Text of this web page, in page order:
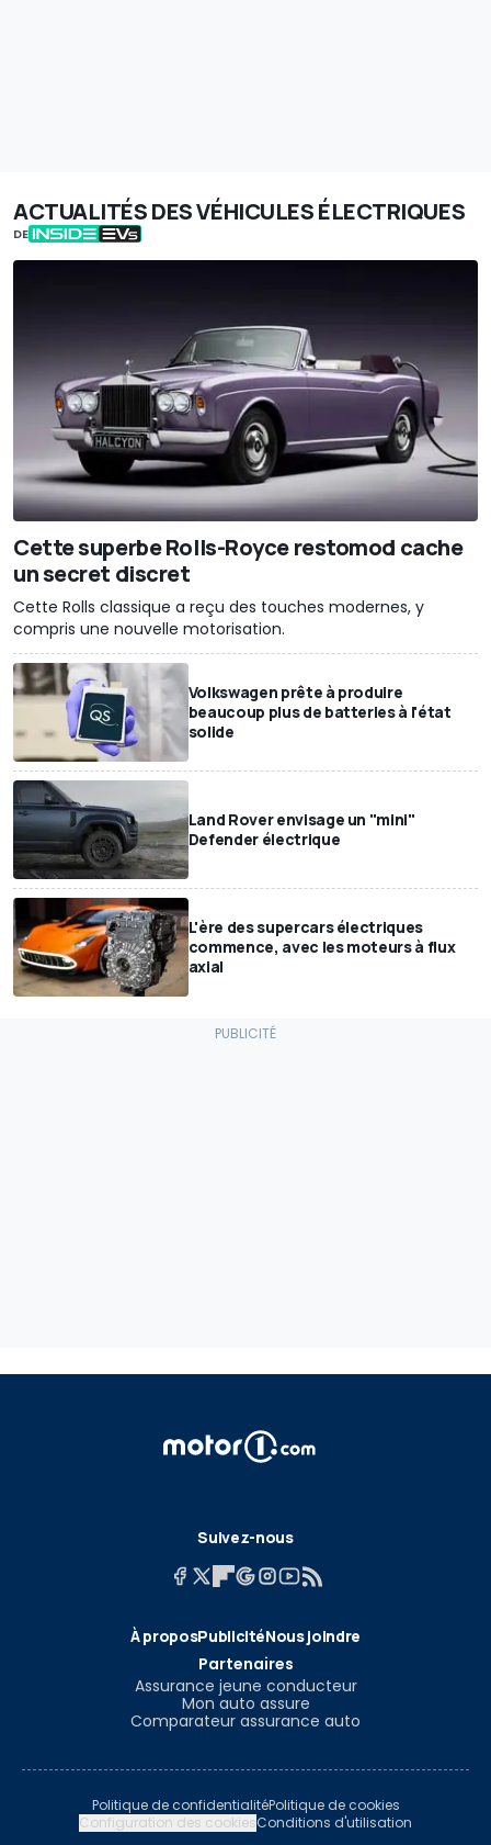
ACTUALITÉS DES VÉHICULES ÉLECTRIQUES
DE
Cette superbe Rolls-Royce restomod cache
un secret discret
Cette Rolls classique a reçu des touches modernes, y
compris une nouvelle motorisation.
Volkswagen prête à produire
beaucoup plus de batteries à l'état
solide
Land Rover envisage un "mini"
Defender électrique
L'ère des supercars électriques
commence, avec les moteurs à flux
axial
Suivez-nous
À proposPublicitéNous joindre
Partenaires
Assurance jeune conducteur
Mon auto assure
Comparateur assurance auto
Politique de confidentialitéPolitique de cookies
Configuration des cookiesConditions d'utilisation